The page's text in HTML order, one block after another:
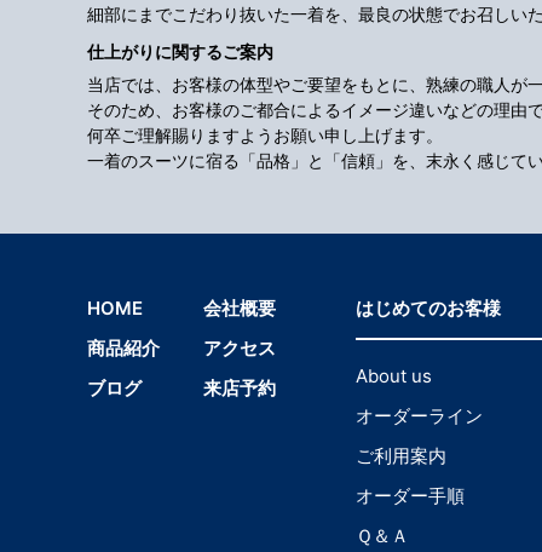
細部にまでこだわり抜いた一着を、最良の状態でお召しい
仕上がりに関するご案内
当店では、お客様の体型やご要望をもとに、熟練の職人が
そのため、お客様のご都合によるイメージ違いなどの理由
何卒ご理解賜りますようお願い申し上げます。
一着のスーツに宿る「品格」と「信頼」を、末永く感じて
HOME
商品紹介
ブログ
会社概要
アクセス
来店予約
はじめてのお客様
About us
オーダーライン
ご利用案内
オーダー手順
Ｑ＆Ａ